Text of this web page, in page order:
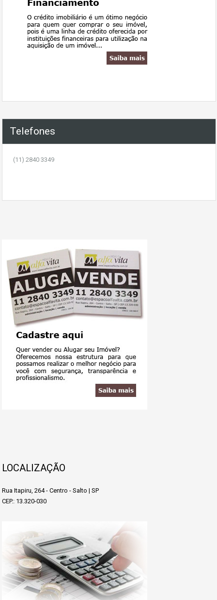
Telefones
(11) 2840 3349
LOCALIZAÇÃO
Rua Itapiru, 264 - Centro - Salto | SP
CEP.: 13.320-030